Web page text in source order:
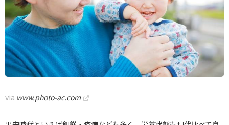
via www.photo-ac.com